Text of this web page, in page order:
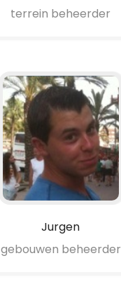
terrein beheerder
Jurgen
gebouwen beheerder